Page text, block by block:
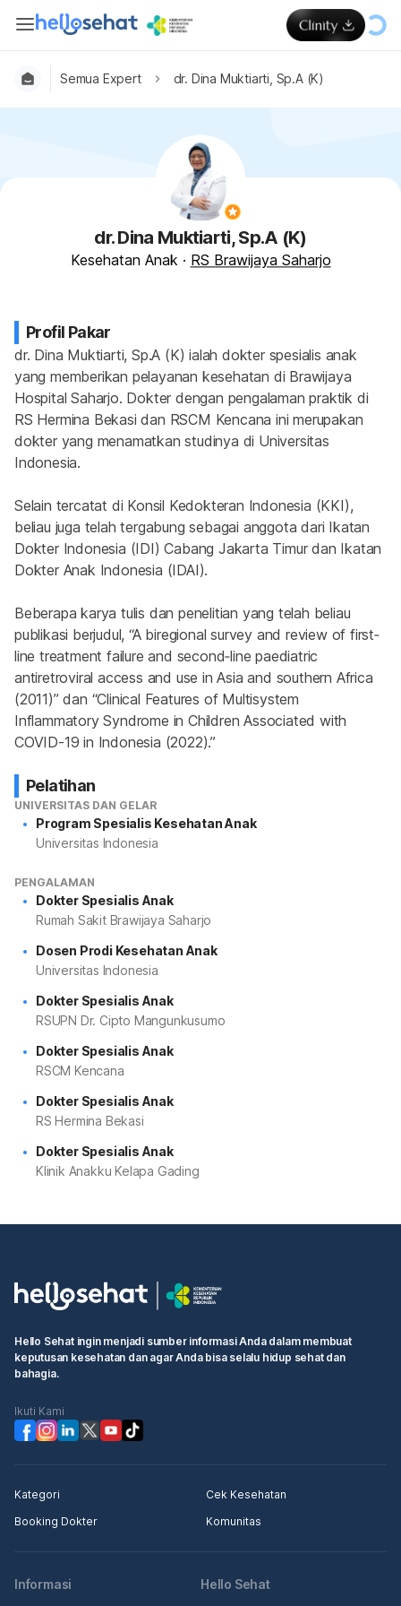
Semua Expert dr. Dina Muktiarti, Sp.A (K)
dr. Dina Muktiarti, Sp.A (K)
Kesehatan Anak · RS Brawijaya Saharjo
Profil Pakar
dr. Dina Muktiarti, Sp.A (K) ialah dokter spesialis anak
yang memberikan pelayanan kesehatan di Brawijaya
Hospital Saharjo. Dokter dengan pengalaman praktik di
RS Hermina Bekasi dan RSCM Kencana ini merupakan
dokter yang menamatkan studinya di Universitas
Indonesia.
Selain tercatat di Konsil Kedokteran Indonesia (KKI),
beliau juga telah tergabung sebagai anggota dari Ikatan
Dokter Indonesia (IDI) Cabang Jakarta Timur dan Ikatan
Dokter Anak Indonesia (IDAI).
Beberapa karya tulis dan penelitian yang telah beliau
publikasi berjudul, “A biregional survey and review of first‐
line treatment failure and second‐line paediatric
antiretroviral access and use in Asia and southern Africa
(2011)” dan “Clinical Features of Multisystem
Inflammatory Syndrome in Children Associated with
COVID-19 in Indonesia (2022).”
Pelatihan
UNIVERSITAS DAN GELAR
Program Spesialis Kesehatan Anak
Universitas Indonesia
PENGALAMAN
Dokter Spesialis Anak
Rumah Sakit Brawijaya Saharjo
Dosen Prodi Kesehatan Anak
Universitas Indonesia
Dokter Spesialis Anak
RSUPN Dr. Cipto Mangunkusumo
Dokter Spesialis Anak
RSCM Kencana
Dokter Spesialis Anak
RS Hermina Bekasi
Dokter Spesialis Anak
Klinik Anakku Kelapa Gading
Hello Sehat ingin menjadi sumber informasi Anda dalam membuat
keputusan kesehatan dan agar Anda bisa selalu hidup sehat dan
bahagia.
Ikuti Kami
Kategori
Cek Kesehatan
Booking Dokter
Komunitas
Informasi Hello Sehat